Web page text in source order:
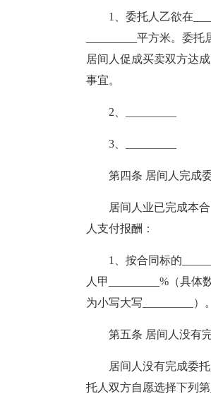
1、委托人乙欲在
_________平方米。委
居间人促成买卖双方达
事宜。
2、_________
3、_________
第四条 居间人完成
居间人业已完成本
人支付报酬：
1、按合同标的
人甲_________%（具体
为小写大写_________）。
第五条 居间人没有
居间人没有完成委
托人双方自愿选择下列第